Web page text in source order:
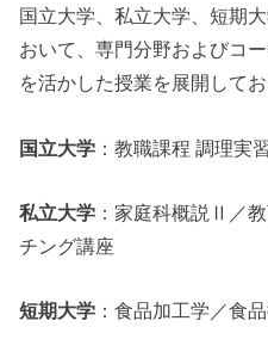
国立大学、私立大学、短期
おいて、専門分野およびコ
を活かした授業を展開してお
国立大学 ：教職課程 調理実
私立大学 ：家庭科概説Ⅱ／
チング講座
短期大学 ：食品加工学／食